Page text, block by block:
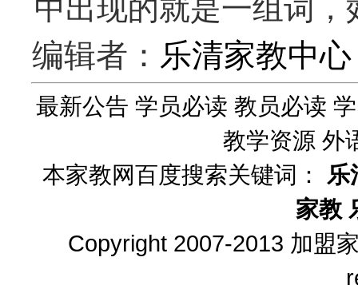
中出现的就是一组词
编辑者： 乐清家教中心
最新公告 学员必读 教员必读
教学资源 外
本家教网百度搜索关键词： 乐
家教
Copyright 2007-2013 加盟